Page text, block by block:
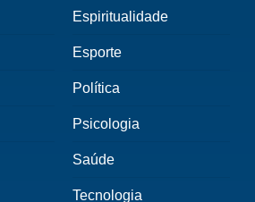
Espiritualidade
Esporte
Política
Psicologia
Saúde
Tecnologia